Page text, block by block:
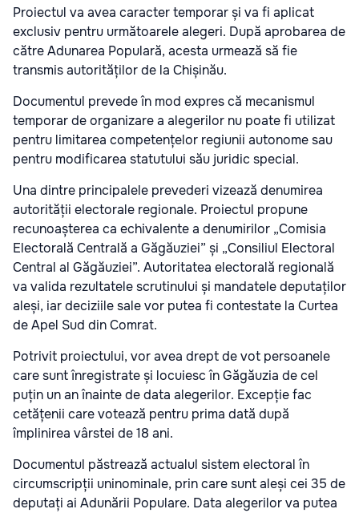
Proiectul va avea caracter temporar și va fi aplicat
exclusiv pentru următoarele alegeri. După aprobarea de
către Adunarea Populară, acesta urmează să fie
transmis autorităților de la Chișinău.
Documentul prevede în mod expres că mecanismul
temporar de organizare a alegerilor nu poate fi utilizat
pentru limitarea competențelor regiunii autonome sau
pentru modificarea statutului său juridic special.
Una dintre principalele prevederi vizează denumirea
autorității electorale regionale. Proiectul propune
recunoașterea ca echivalente a denumirilor „Comisia
Electorală Centrală a Găgăuziei” și „Consiliul Electoral
Central al Găgăuziei”. Autoritatea electorală regională
va valida rezultatele scrutinului și mandatele deputaților
aleși, iar deciziile sale vor putea fi contestate la Curtea
de Apel Sud din Comrat.
Potrivit proiectului, vor avea drept de vot persoanele
care sunt înregistrate și locuiesc în Găgăuzia de cel
puțin un an înainte de data alegerilor. Excepție fac
cetățenii care votează pentru prima dată după
împlinirea vârstei de 18 ani.
Documentul păstrează actualul sistem electoral în
circumscripții uninominale, prin care sunt aleși cei 35 de
deputați ai Adunării Populare. Data alegerilor va putea